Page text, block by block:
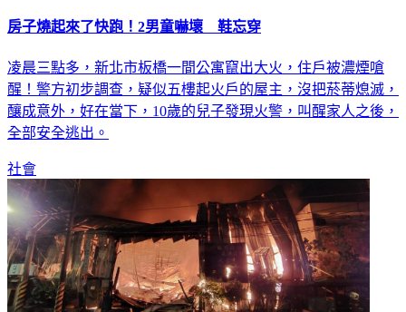
房子燒起來了快跑！2男童嚇壞 鞋忘穿
凌晨三點多，新北市板橋一間公寓竄出大火，住戶被濃煙嗆
醒！警方初步調查，疑似五樓起火戶的屋主，沒把菸蒂熄滅，
釀成意外，好在當下，10歲的兒子發現火警，叫醒家人之後，
全部安全逃出。
社會